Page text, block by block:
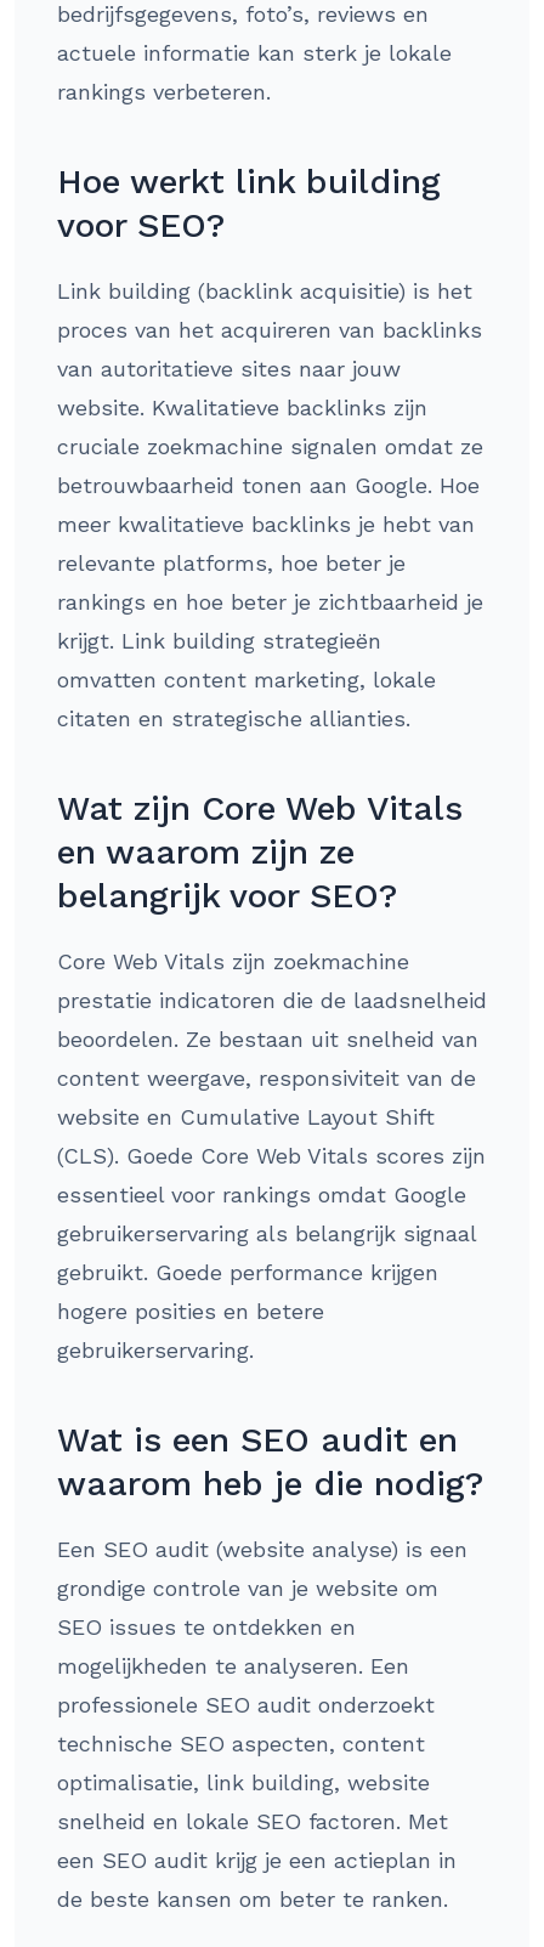
bedrijfsgegevens, foto’s, reviews en
actuele informatie kan sterk je lokale
rankings verbeteren.
Hoe werkt link building
voor SEO?
Link building (backlink acquisitie) is het
proces van het acquireren van backlinks
van autoritatieve sites naar jouw
website. Kwalitatieve backlinks zijn
cruciale zoekmachine signalen omdat ze
betrouwbaarheid tonen aan Google. Hoe
meer kwalitatieve backlinks je hebt van
relevante platforms, hoe beter je
rankings en hoe beter je zichtbaarheid je
krijgt. Link building strategieën
omvatten content marketing, lokale
citaten en strategische allianties.
Wat zijn Core Web Vitals
en waarom zijn ze
belangrijk voor SEO?
Core Web Vitals zijn zoekmachine
prestatie indicatoren die de laadsnelheid
beoordelen. Ze bestaan uit snelheid van
content weergave, responsiviteit van de
website en Cumulative Layout Shift
(CLS). Goede Core Web Vitals scores zijn
essentieel voor rankings omdat Google
gebruikerservaring als belangrijk signaal
gebruikt. Goede performance krijgen
hogere posities en betere
gebruikerservaring.
Wat is een SEO audit en
waarom heb je die nodig?
Een SEO audit (website analyse) is een
grondige controle van je website om
SEO issues te ontdekken en
mogelijkheden te analyseren. Een
professionele SEO audit onderzoekt
technische SEO aspecten, content
optimalisatie, link building, website
snelheid en lokale SEO factoren. Met
een SEO audit krijg je een actieplan in
de beste kansen om beter te ranken.